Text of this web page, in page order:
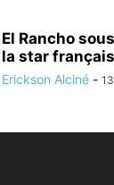
El Rancho
la star
Erickson Alciné -